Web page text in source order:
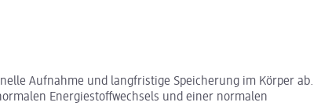
Aufnahme und langfristige Speicherung im Körper ab.
Energiestoffwechsels und einer normalen